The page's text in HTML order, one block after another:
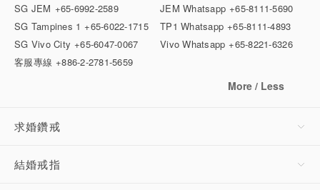
SG JEM +65-6992-2589 JEM Whatsapp +65-8111-5690
SG Tampines 1 +65-6022-1715 TP1 Whatsapp +65-8111-4893
SG Vivo City +65-6047-0067 Vivo Whatsapp +65-8221-6326
客服專線 +886-2-2781-5659
More / Less
求婚鑽戒
結婚戒指